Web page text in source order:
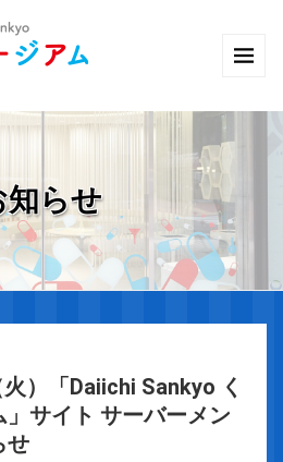
知らせ
）「Daiichi Sankyo く
サイト サーバーメン
せ